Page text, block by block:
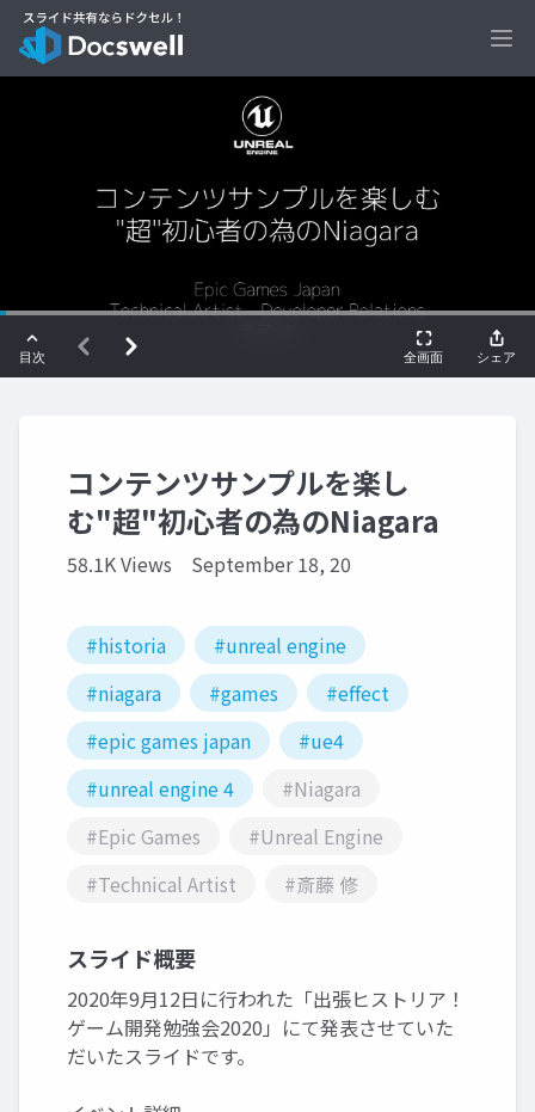
コンテンツサンプルを楽し
む"超"初心者の為のNiagara
58.1K Views September 18, 20
#historia
#unreal engine
#niagara
#games
#effect
#epic games japan
#ue4
#unreal engine 4
#Niagara
#Epic Games
#Unreal Engine
#Technical Artist
#斎藤 修
スライド概要
2020年9月12日に行われた「出張ヒストリア！
ゲーム開発勉強会2020」にて発表させていた
だいたスライドです。